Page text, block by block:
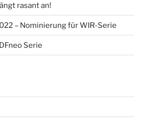
rasant an!
– Nominierung für WIR-Serie
Serie